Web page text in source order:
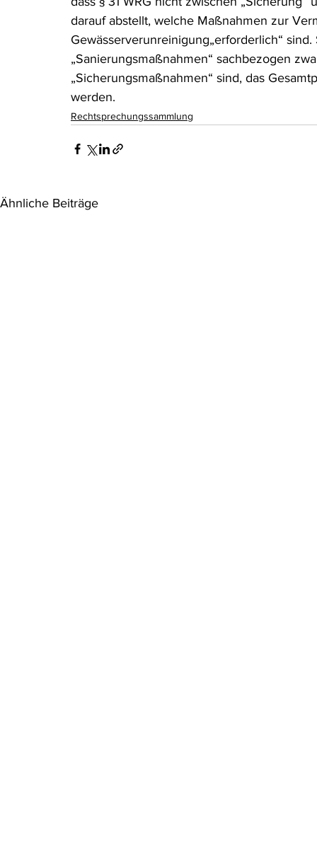
darauf abstellt, welche Maßnahmen zur
Gewässerverunreinigung„erforderlich“
„Sanierungsmaßnahmen“ sachbezogen
„Sicherungsmaßnahmen“ sind, das
werden.
Rechtsprechungssammlung
Ähnliche Beiträge